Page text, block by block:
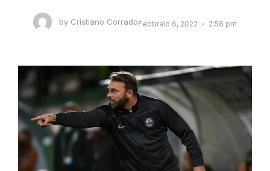
by Cristiano CorradoFebbraio 6, 2022 2:58 pm